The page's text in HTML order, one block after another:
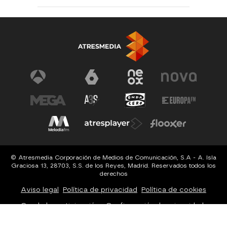
© Atresmedia Corporación de Medios de Comunicación, S.A - A. Isla
Graciosa 13, 28703, S.S. de los Reyes, Madrid. Reservados todos los
derechos
Aviso legal Política de privacidad Política de cookies
Cond. de participación Configuración de privacidad